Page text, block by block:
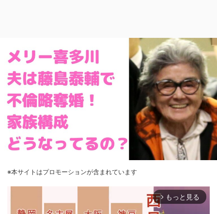
※本サイトはプロモーションが含まれています
arrow_forward_ios もっと見る